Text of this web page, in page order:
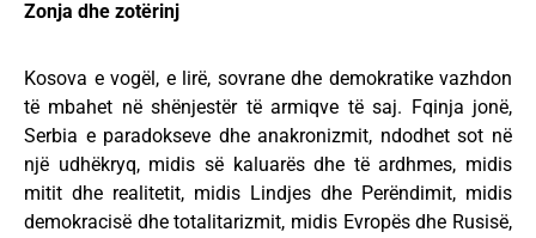
Zonja dhe zotërinj
Kosova e vogël, e lirë, sovrane dhe demokratike vazhdon
të mbahet në shënjestër të armiqve të saj. Fqinja jonë,
Serbia e paradokseve dhe anakronizmit, ndodhet sot në
një udhëkryq, midis së kaluarës dhe të ardhmes, midis
mitit dhe realitetit, midis Lindjes dhe Perëndimit, midis
demokracisë dhe totalitarizmit, midis Evropës dhe Rusisë,